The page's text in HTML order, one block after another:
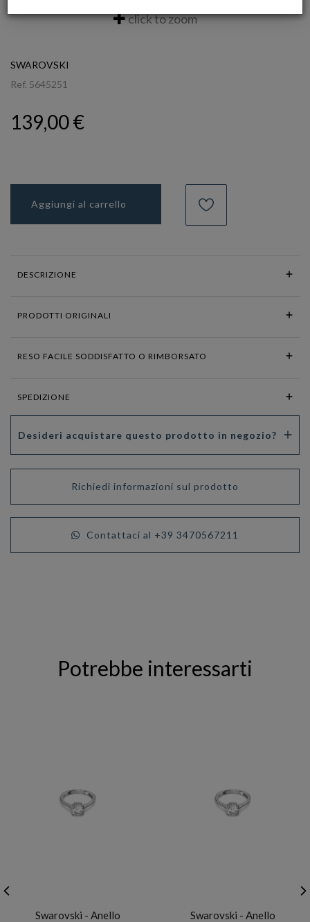
click to zoom
SWAROVSKI
Ref. 5645251
139,00 €
Aggiungi al carrello
DESCRIZIONE
PRODOTTI ORIGINALI
RESO FACILE SODDISFATTO O RIMBORSATO
SPEDIZIONE
Desideri acquistare questo prodotto in negozio?
Richiedi informazioni sul prodotto
Contattaci al +39 3470567211
Potrebbe interessarti
Swarovski - Anello
Swarovski - Anello